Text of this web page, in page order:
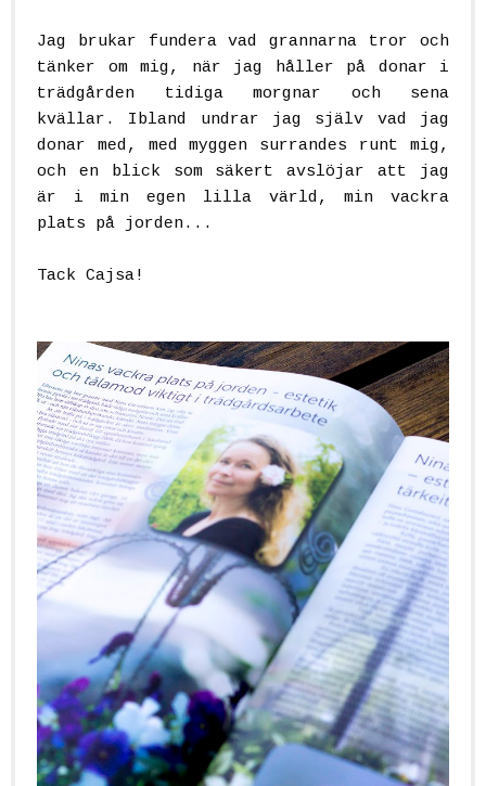
Jag brukar fundera vad grannarna tror och
tänker om mig, när jag håller på donar i
trädgården tidiga morgnar och sena
kvällar. Ibland undrar jag själv vad jag
donar med, med myggen surrandes runt mig,
och en blick som säkert avslöjar att jag
är i min egen lilla värld, min vackra
plats på jorden...
Tack Cajsa!